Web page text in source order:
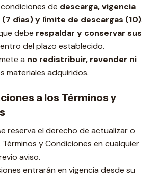
de descarga, vigencia
(7 días) y límite de descargas (10).
debe respaldar y conservar sus
del plazo establecido.
a no redistribuir, revender ni
materiales adquiridos.
a los Términos y
reserva el derecho de actualizar o
y Condiciones en cualquier
aviso.
entrarán en vigencia desde su